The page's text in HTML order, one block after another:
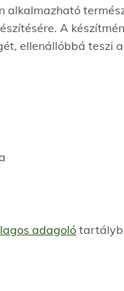
alkalmazható
A
ellenállóbbá teszi
adagoló